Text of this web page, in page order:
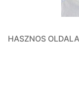
HASZNOS